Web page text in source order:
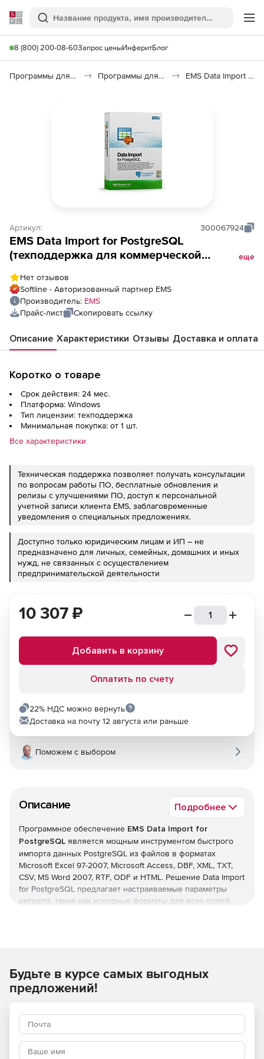
Softline
Поиск
8 (800) 200-08-60Запрос ценыИнферитБлог
Программы для программирования Программы для работы с базами данных EMS Data Import for PostgreSQL
Артикул: 300067924
EMS Data Import for PostgreSQL
(техподдержка для коммерческой
еще
Нет отзывов
Softline - Авторизованный партнер EMS
Производитель: EMS
Прайс-лист
Скопировать ссылку
Описание Характеристики Отзывы Доставка и оплата
Коротко о товаре
Срок действия: 24 мес.
Платформа: Windows
Тип лицензии: техподдержка
Минимальная покупка: от 1 шт.
Все характеристики
Техническая поддержка позволяет получать консультации
по вопросам работы ПО, бесплатные обновления и
релизы с улучшениями ПО, доступ к персональной
учетной записи клиента EMS, заблаговременные
уведомления о специальных предложениях.
Доступно только юридическим лицам и ИП – не
предназначено для личных, семейных, домашних и иных
нужд, не связанных с осуществлением
предпринимательской деятельности
Описание Подробнее
Программное обеспечение EMS Data Import for
PostgreSQL является мощным инструментом быстрого
импорта данных PostgreSQL из файлов в форматах
Microsoft Excel 97-2007, Microsoft Access, DBF, XML, TXT,
CSV, MS Word 2007, RTF, ODF и HTML. Решение Data Import
for PostgreSQL предлагает настраиваемые параметры
импорта, такие как исходные форматы для всех полей,
данных в таблицы PostgreSQL.
Ключевые возможности Data Import for PostgreSQL:
TXT, CSV, MS Word 2007, RTF, ODF и HTML.
10 307 ₽
Добавить в корзину
Оплатить по счету
22% НДС можно вернуть
Доставка на почту 12 августа или раньше
Поможем с выбором
Будьте в курсе самых выгодных
предложений!